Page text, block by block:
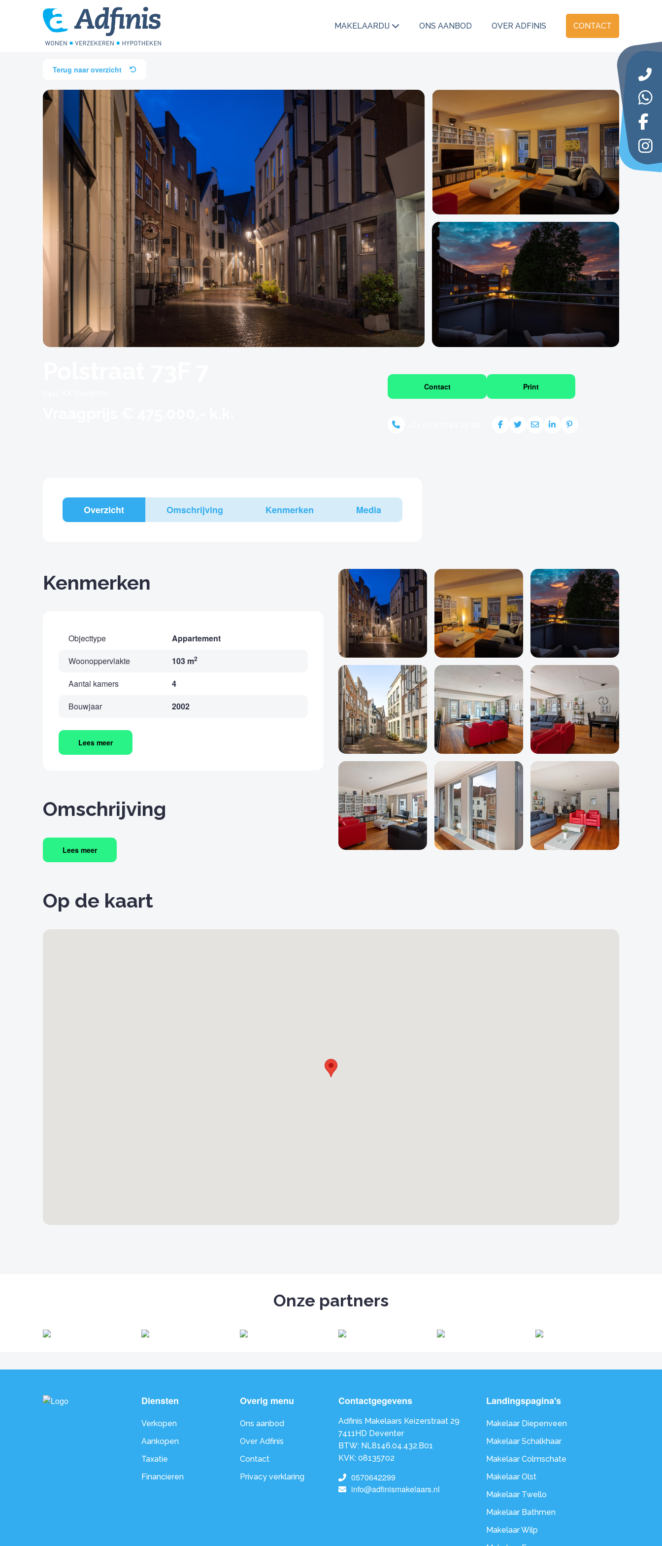
MAKELAARDIJ ONS AANBOD OVER ADFINIS CONTACT
Terug naar overzicht
Contact Print
Overzicht Omschrijving Kenmerken Media
Kenmerken
Objecttype
Appartement
Woonoppervlakte
103 m2
Aantal kamers
4
Bouwjaar
2002
Lees meer
Omschrijving
Lees meer
Op de kaart
Onze partners
Diensten
Verkopen
Aankopen
Taxatie
Financieren
Overig menu
Ons aanbod
Over Adfinis
Contact
Privacy verklaring
Contactgegevens
Adfinis Makelaars Keizerstraat 29
7411HD Deventer
BTW: NL8146.04.432.B01
KVK: 08135702
0570642299
info@adfinismakelaars.nl
Landingspagina's
Makelaar Diepenveen
Makelaar Schalkhaar
Makelaar Colmschate
Makelaar Olst
Makelaar Twello
Makelaar Bathmen
Makelaar Wilp